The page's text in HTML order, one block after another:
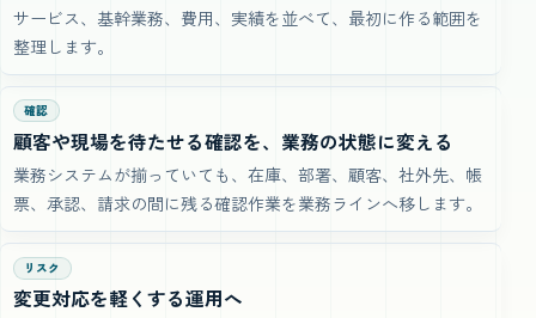
サービス、基幹業務、費用、実績を並べて、最初に作る範囲を
整理します。
確認
顧客や現場を待たせる確認を、業務の状態に変える
業務システムが揃っていても、在庫、部署、顧客、社外先、帳
票、承認、請求の間に残る確認作業を業務ラインへ移します。
リスク
変更対応を軽くする運用へ